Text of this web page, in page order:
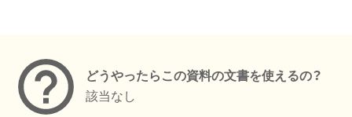
どうやったらこの資料の文書を使えるの？
該当なし